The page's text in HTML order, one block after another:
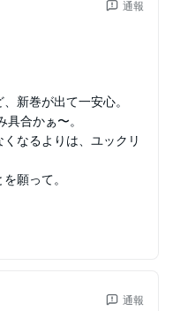
通報
新巻が出て一安心。
合かぁ〜。
なるよりは、ユックリ
願って。
通報